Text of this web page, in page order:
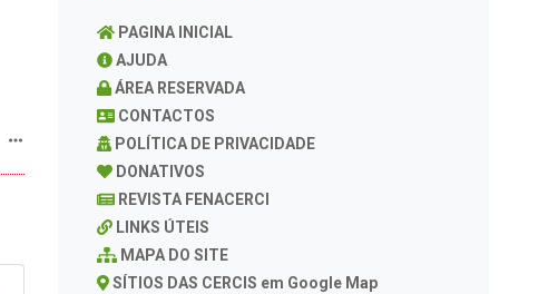
PAGINA INICIAL
AJUDA
ÁREA RESERVADA
CONTACTOS
POLÍTICA DE PRIVACIDADE
DONATIVOS
REVISTA FENACERCI
LINKS ÚTEIS
MAPA DO SITE
SÍTIOS DAS CERCIS em Google Map